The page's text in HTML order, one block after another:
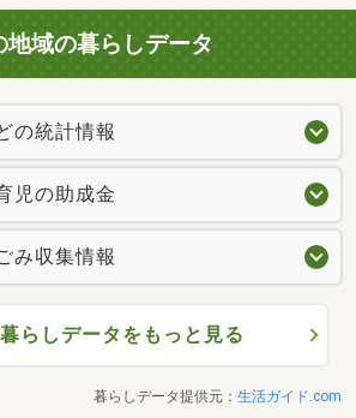
地域の暮らしデータ
の統計情報
児の助成金
み収集情報
らしデータをもっと見る
暮らしデータ提供元： 生活ガイド.com